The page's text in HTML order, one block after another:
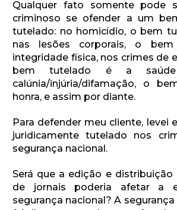
Qualquer fato somente pode
criminoso se ofender a um
tutelado: no homicídio, o bem
nas lesões corporais, o
integridade física, nos crimes de
bem tutelado é a
calúnia/injúria/difamação, o
honra, e assim por diante.
Para defender meu cliente, levei
juridicamente tutelado nos
segurança nacional.
Será que a edição e distribuição
de jornais poderia afetar a
segurança nacional? A